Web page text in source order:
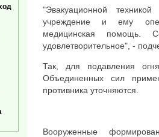
"Эвакуационной
учреждение и ему
медицинская помощь.
удовлетворительное", -
Так, для подавления
Объединенных сил
противника уточняются.
Вооруженные